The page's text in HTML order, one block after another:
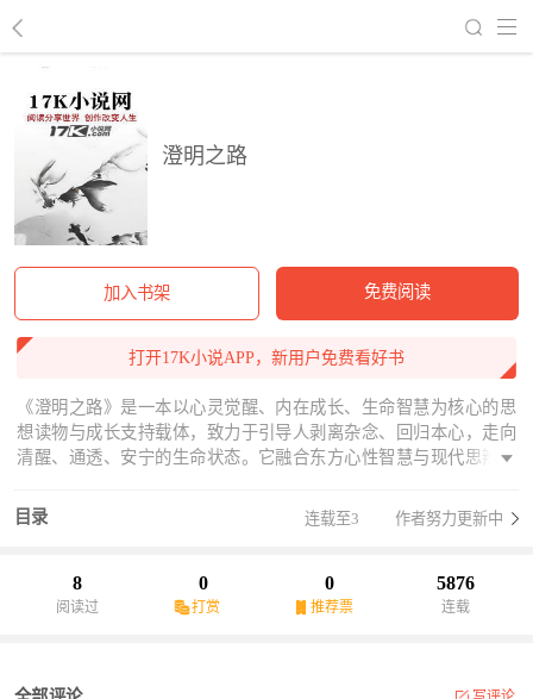
澄明之路
加入书架 免费阅读
打开17K小说APP，新用户免费看好书
《澄明之路》是一本以心灵觉醒、内在成长、生命智慧为核心的思
想读物与成长支持载体，致力于引导人剥离杂念、回归本心，走向
清醒、通透、安宁的生命状态。它融合东方心性智慧与现代思辨视
以理性思考与内在观照为路径，帮助读者从纷扰表象中抽身，看见
事物本真，建立稳定清明的内在秩序。全书不空谈玄学，不贩卖鸡
知，为在焦虑、迷茫中前行的人，提供一条从混沌到澄明、从束缚
到自由的心灵进阶之路，最终实现内心澄澈、行事笃定、生命通
目录 连载至3 作者努力更新中
8
阅读过
0
打赏
0
推荐票
5876
连载